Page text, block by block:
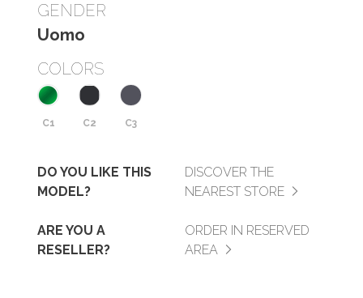
GENDER
Uomo
COLORS
C1 C2 C3
DO YOU LIKE THIS
MODEL?
DISCOVER THE
NEAREST STORE
ARE YOU A
RESELLER?
ORDER IN RESERVED
AREA